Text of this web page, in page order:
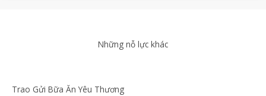
Những nỗ lực khác
Trao Gửi Bữa Ăn Yêu Thương